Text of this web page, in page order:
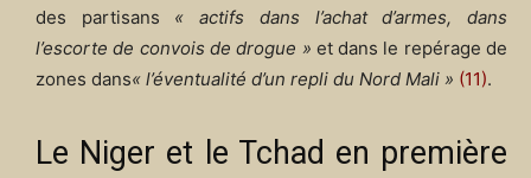
des partisans « actifs dans l’achat d’armes, dans
l’escorte de convois de drogue » et dans le repérage de
zones dans« l’éventualité d’un repli du Nord Mali » (11).
Le Niger et le Tchad en première